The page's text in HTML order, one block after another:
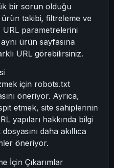
bir sorun olduğu
takibi, filtreleme ve
URL parametrelerini
ürün sayfasına
URL görebilirsiniz.
için robots.txt
öneriyor. Ayrıca,
etmek, site sahiplerinin
yapıları hakkında bilgi
daha akıllıca
öneriyor.
İçin Çıkarımlar